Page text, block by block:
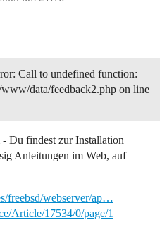
Call to undefined function:
data/feedback2.php on line
Du findest zur Installation
Anleitungen im Web, auf
freebsd/webserver/ap…
Article/17534/0/page/1